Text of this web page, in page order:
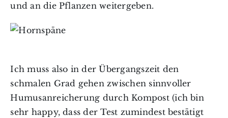
und an die Pflanzen weitergeben.
Ich muss also in der Übergangszeit den
schmalen Grad gehen zwischen sinnvoller
Humusanreicherung durch Kompost (ich bin
sehr happy, dass der Test zumindest bestätigt